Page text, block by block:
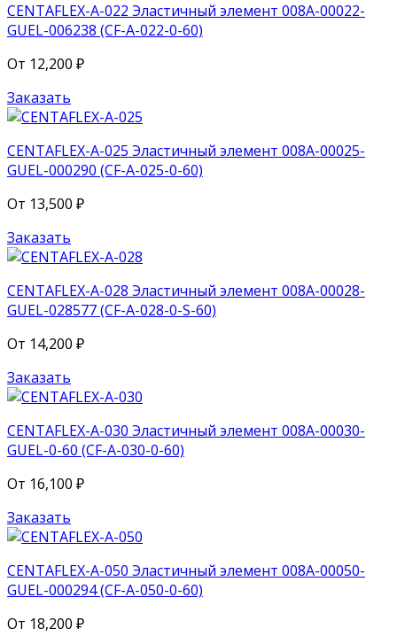
CENTAFLEX-A-022 Эластичный элемент 008A-00022-
GUEL-006238 (CF-A-022-0-60)
От 12,200 ₽
Заказать
CENTAFLEX-A-025 Эластичный элемент 008A-00025-
GUEL-000290 (CF-A-025-0-60)
От 13,500 ₽
Заказать
CENTAFLEX-A-028 Эластичный элемент 008A-00028-
GUEL-028577 (CF-A-028-0-S-60)
От 14,200 ₽
Заказать
CENTAFLEX-A-030 Эластичный элемент 008A-00030-
GUEL-0-60 (CF-A-030-0-60)
От 16,100 ₽
Заказать
CENTAFLEX-A-050 Эластичный элемент 008A-00050-
GUEL-000294 (CF-A-050-0-60)
От 18,200 ₽